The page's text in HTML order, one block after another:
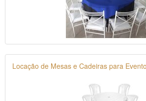
Locação de Mesas e Cadeiras para